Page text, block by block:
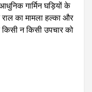
गार्मिन घड़ियों के
का मामला हल्का और
किसी न किसी उपचार को